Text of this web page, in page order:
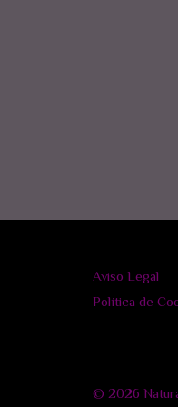
Aviso Legal
Política de
© 2026